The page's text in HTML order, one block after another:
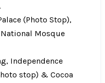
(Photo Stop),
Mosque
Independence
stop) & Cocoa